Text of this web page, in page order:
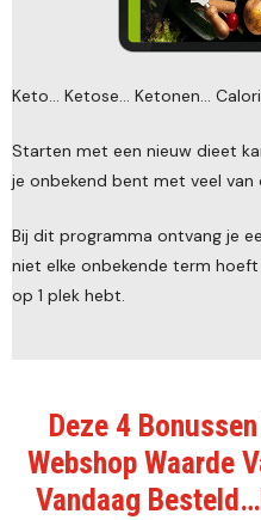
Keto... Ketose... Ketonen...
Starten met een nieuw dieet
je onbekend bent met veel van
Bij dit programma ontvang je
niet elke onbekende term
op 1 plek hebt.
Deze 4
Webshop Waarde
Vandaag